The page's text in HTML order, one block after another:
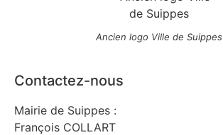
Ancien logo Ville de Suippes
Contactez-nous
Mairie de Suippes :
François COLLART